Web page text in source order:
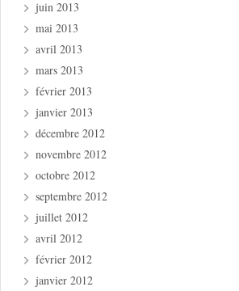
juin 2013
mai 2013
avril 2013
mars 2013
février 2013
janvier 2013
décembre 2012
novembre 2012
octobre 2012
septembre 2012
juillet 2012
avril 2012
février 2012
janvier 2012